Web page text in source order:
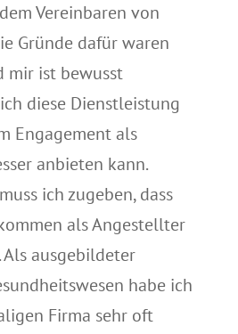
Vereinbaren von
Gründe dafür waren
mir ist bewusst
diese Dienstleistung
Engagement als
anbieten kann.
ich zugeben, dass
als Angestellter
ausgebildeter
habe ich
Firma sehr oft